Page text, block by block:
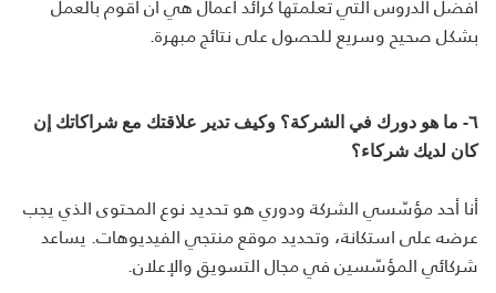
بشكل صحيح وسريع للحصول على نتائج مبهرة.
٦- ما هو دورك في الشركة؟ وكيف تدير علاقتك مع شراكاتك إن
كان لديك شركاء؟
أنا أحد مؤسّسي الشركة ودوري هو تحديد نوع المحتوى الذي يجب
عرضه على استكانة، وتحديد موقع منتجي الفيديوهات. يساعد
شركائي المؤسّسين في مجال التسويق والإعلان.